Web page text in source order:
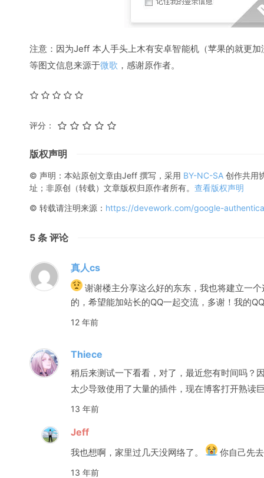
注意：因为Jeff 本人手头上木有安卓智能机（苹果的就更
等图文信息来源于微歌 ，感谢原作者。
评分：
版权声明
© 声明：本站原创文章由Jeff 撰写，采用 BY-NC-SA 创作共用
址；非原创（转载）文章版权归原作者所有。 查看版权声明
© 转载请注明来源： https://devework.com/google-
5 条 评论
真人cs
谢谢楼主分享这么好的东东，我也将建立一
的，希望能加站长的QQ一起交流，多谢！我的
12 年前
Thiece
稍后来测试一下看看，对了，最近您有时间吗？
太少导致使用了大量的插件，现在博客打开熟读
13 年前
Jeff
我也想啊，家里过几天没网络了。 你自己先
13 年前